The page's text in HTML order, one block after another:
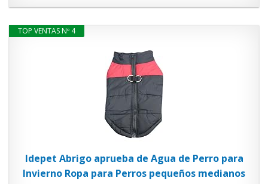
TOP VENTAS Nº 4
Idepet Abrigo aprueba de Agua de Perro para
Invierno Ropa para Perros pequeños medianos